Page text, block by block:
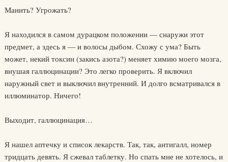
Манить? Угрожать?
Я находился в самом дурацком положении — снаружи этот
предмет, а здесь я — и волосы дыбом. Схожу с ума? Быть
может, некий токсин (закись азота?) меняет химию моего мозга,
внушая галлюцинации? Это легко проверить. Я включил
наружный свет и выключил внутренний. И долго всматривался в
иллюминатор. Ничего!
Выходит, галлюцинация…
Я нашел аптечку и список лекарств. Так, так, антигалл, номер
тридцать девять. Я сжевал таблетку. Но спать мне не хотелось, и